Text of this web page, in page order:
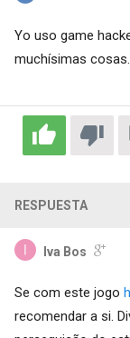
Yo uso game
muchísimas
RESPUESTA
Iva Bos
Se com este jogo
recomendar a si.